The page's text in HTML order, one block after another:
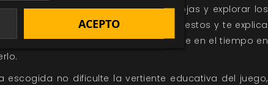
en las más disparatadas paradojas y explorar los
libro te advierte de cuáles son estos y te explica
quiere dejar la metafísica del viaje en el tiempo en
no dificulte la vertiente educativa del juego,
ACEPTO